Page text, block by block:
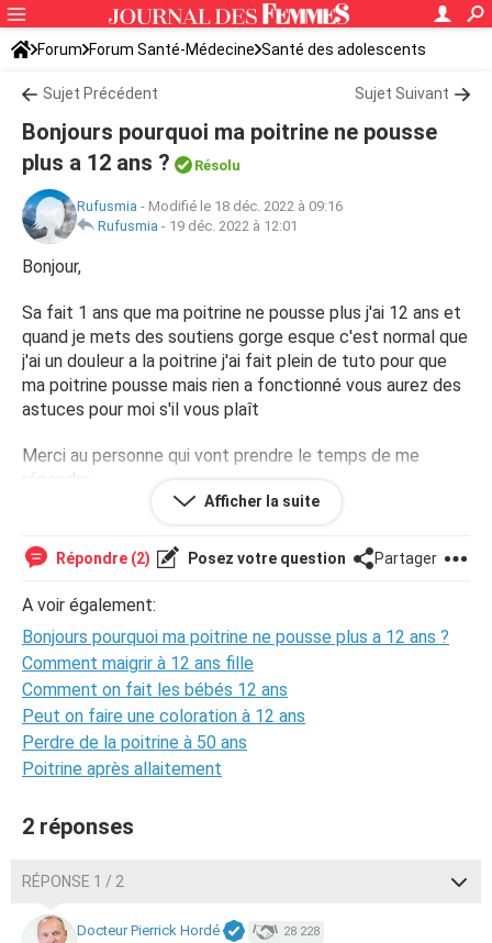
Forum Forum Santé-Médecine Santé des adolescents
Sujet Précédent Sujet Suivant
Bonjours pourquoi ma poitrine ne pousse
plus a 12 ans ?
Résolu
Rufusmia - Modifié le 18 déc. 2022 à 09:16
Rufusmia - 19 déc. 2022 à 12:01
Bonjour,
Sa fait 1 ans que ma poitrine ne pousse plus j'ai 12 ans et
quand je mets des soutiens gorge esque c'est normal que
j'ai un douleur a la poitrine j'ai fait plein de tuto pour que
ma poitrine pousse mais rien a fonctionné vous aurez des
astuces pour moi s'il vous plaît
Merci au personne qui vont prendre le temps de me
répondre
Afficher la suite
Répondre (2) Posez votre question Partager
A voir également:
Bonjours pourquoi ma poitrine ne pousse plus a 12 ans ?
Comment maigrir à 12 ans fille
Comment on fait les bébés 12 ans
Peut on faire une coloration à 12 ans
Perdre de la poitrine à 50 ans
Poitrine après allaitement
2 réponses
RÉPONSE 1 / 2
Docteur Pierrick Hordé 28 228